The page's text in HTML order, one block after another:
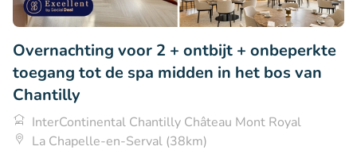
Overnachting voor 2 + ontbijt + onbeperkte
toegang tot de spa midden in het bos van
Chantilly
InterContinental Chantilly Château Mont Royal
La Chapelle-en-Serval (38km)